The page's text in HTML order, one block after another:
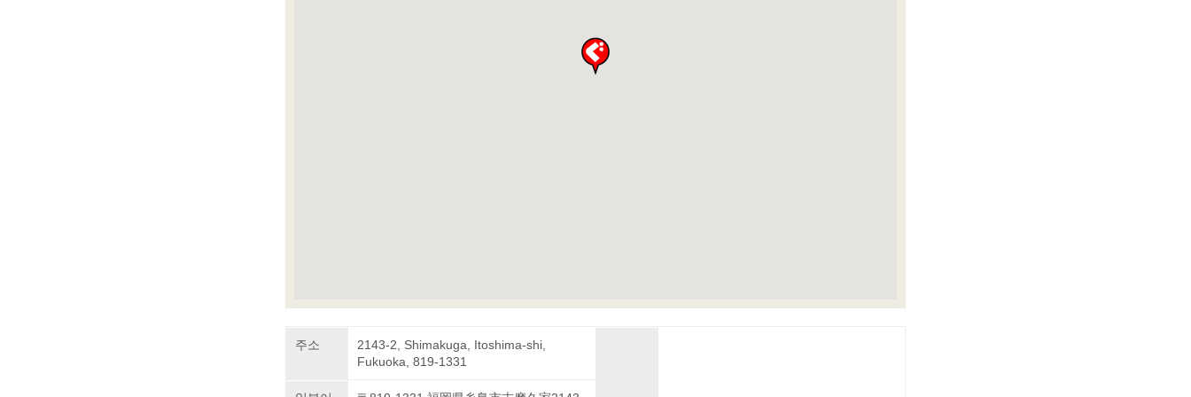
주소
2143-2, Shimakuga, Itoshima-shi,
Fukuoka, 819-1331